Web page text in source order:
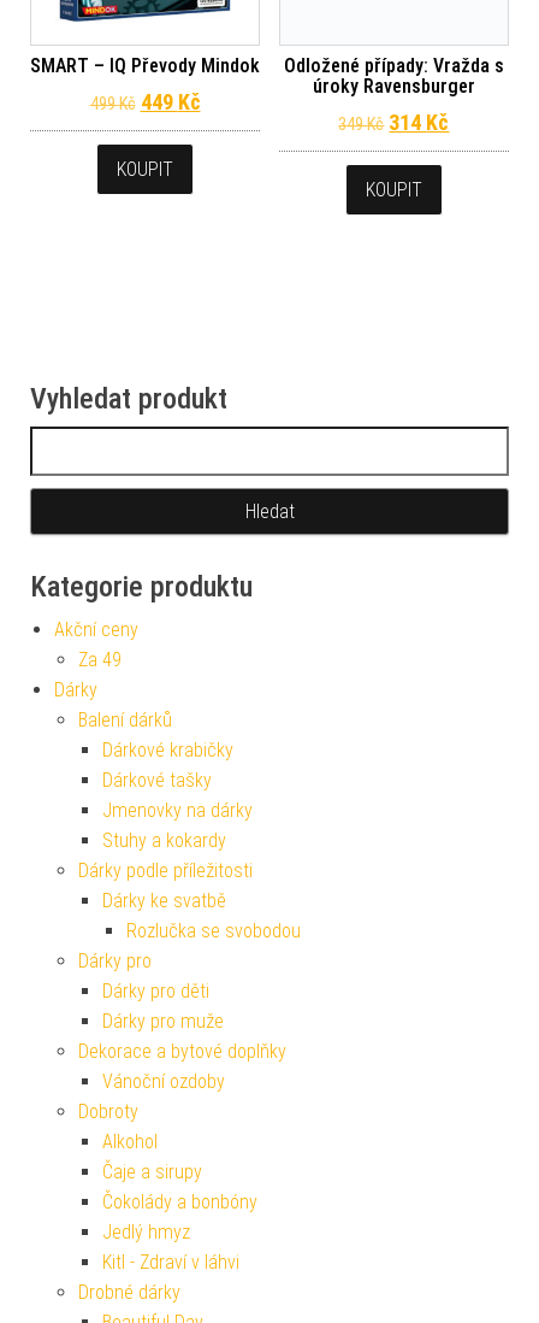
SMART – IQ Převody Mindok
499Kč Původní cena byla: 499 Kč.
449 KčAktuální cena je: 449 Kč.
KOUPIT
Odložené případy: Vražda s
úroky Ravensburger
349Kč Původní cena
314 Kč
KOUPIT
Vyhledat produkt
Kategorie produktu
Akční ceny
Za 49
Dárky
Balení dárků
Dárkové krabičky
Dárkové tašky
Jmenovky na dárky
Stuhy a kokardy
Dárky podle příležitosti
Dárky ke svatbě
Rozlučka se svobodou
Dárky pro
Dárky pro děti
Dárky pro muže
Dekorace a bytové doplňky
Vánoční ozdoby
Dobroty
Alkohol
Čaje a sirupy
Čokolády a bonbóny
Jedlý hmyz
Kitl - Zdraví v láhvi
Drobné dárky